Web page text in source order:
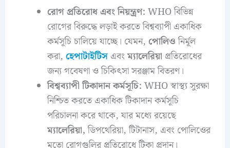
রোগ প্রতিরোধ এবং নিয়ন্ত্রণ: WHO বিভিন্ন
রোগের বিরুদ্ধে লড়াই করতে বিশ্বব্যাপী একাধিক
কর্মসূচি চালিয়ে যাচ্ছে। যেমন, পোলিও নির্মূল
করা, হেপাটাইটিসএবংম্যালেরিয়া প্রতিরোধের
জন্য গবেষণা ও চিকিৎসা সরঞ্জাম বিতরণ।
বিশ্বব্যাপী টিকাদান কর্মসূচি: WHO স্বাস্থ্য সুরক্ষা
নিশ্চিত করতে একাধিক টিকাদান কর্মসূচি
পরিচালনা করে থাকে, যার মধ্যে রয়েছে
ম্যালেরিয়া, ডিপথেরিয়া, টিটানাস, এবং পোলিওের